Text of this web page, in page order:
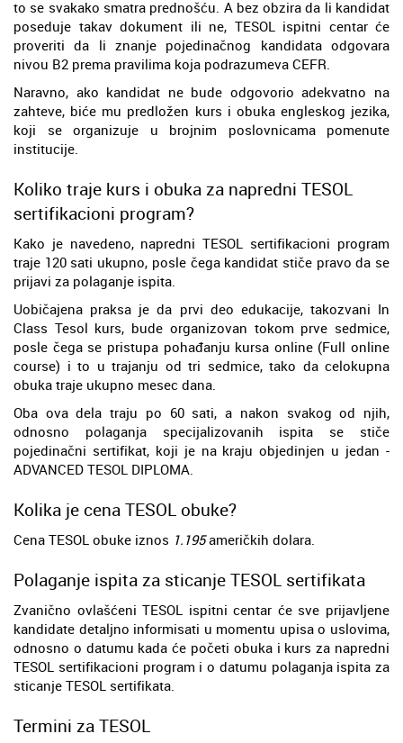
to se svakako smatra prednošću. A bez obzira da li kandidat
poseduje takav dokument ili ne, TESOL ispitni centar će
proveriti da li znanje pojedinačnog kandidata odgovara
nivou B2 prema pravilima koja podrazumeva CEFR.
Naravno, ako kandidat ne bude odgovorio adekvatno na
zahteve, biće mu predložen kurs i obuka engleskog jezika,
koji se organizuje u brojnim poslovnicama pomenute
institucije.
Koliko traje kurs i obuka za napredni TESOL
sertifikacioni program?
Kako je navedeno, napredni TESOL sertifikacioni program
traje 120 sati ukupno, posle čega kandidat stiče pravo da se
prijavi za polaganje ispita.
Uobičajena praksa je da prvi deo edukacije, takozvani In
Class Tesol kurs, bude organizovan tokom prve sedmice,
posle čega se pristupa pohađanju kursa online (Full online
course) i to u trajanju od tri sedmice, tako da celokupna
obuka traje ukupno mesec dana.
Oba ova dela traju po 60 sati, a nakon svakog od njih,
odnosno polaganja specijalizovanih ispita se stiče
pojedinačni sertifikat, koji je na kraju objedinjen u jedan -
ADVANCED TESOL DIPLOMA.
Kolika je cena TESOL obuke?
Cena TESOL obuke iznos 1.195američkih dolara.
Polaganje ispita za sticanje TESOL sertifikata
Zvanično ovlašćeni TESOL ispitni centar će sve prijavljene
kandidate detaljno informisati u momentu upisa o uslovima,
odnosno o datumu kada će početi obuka i kurs za napredni
TESOL sertifikacioni program i o datumu polaganja ispita za
sticanje TESOL sertifikata.
Termini za TESOL